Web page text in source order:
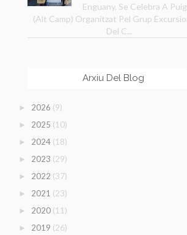
Enguany, Se Celebra A
(Alt Camp) Organitzat Pel Grup
Del C...
Arxiu Del Blog
► 2026 (9)
► 2025 (10)
► 2024 (18)
► 2023 (29)
► 2022 (37)
► 2021 (23)
► 2020 (11)
► 2019 (26)